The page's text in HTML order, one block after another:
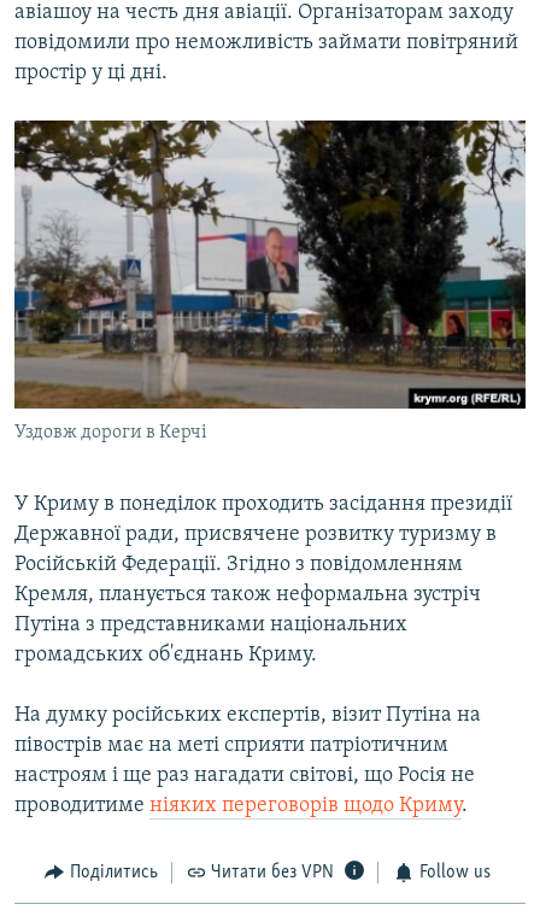
авіашоу на честь дня авіації. Організаторам заходу
повідомили про неможливість займати повітряний
простір у ці дні.
Уздовж дороги в Керчі
У Криму в понеділок проходить засідання президії
Державної ради, присвячене розвитку туризму в
Російській Федерації. Згідно з повідомленням
Кремля, планується також неформальна зустріч
Путіна з представниками національних
громадських об'єднань Криму.
На думку російських експертів, візит Путіна на
півострів має на меті сприяти патріотичним
настроям і ще раз нагадати світові, що Росія не
проводитиме ніяких переговорів щодо Криму.
Поділитись Читати без VPN Follow us